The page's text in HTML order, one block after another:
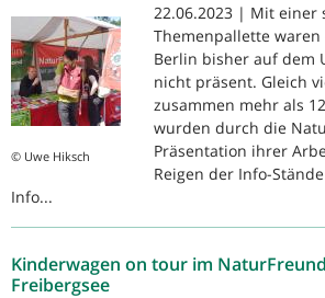
© Uwe Hiksch
22.06.2023 | Mit einer
Themenpallette
Berlin bisher auf dem
nicht präsent. Gleich
zusammen mehr als
wurden durch die
Präsentation ihrer
Reigen der Info-
Info...
Kinderwagen on tour im
Freibergsee